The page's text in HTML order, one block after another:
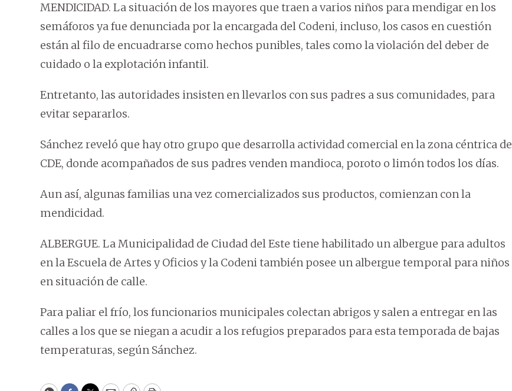
MENDICIDAD. La situación de los mayores que traen a varios niños para mendigar en los
semáforos ya fue denunciada por la encargada del Codeni, incluso, los casos en cuestión
están al filo de encuadrarse como hechos punibles, tales como la violación del deber de
cuidado o la explotación infantil.
Entretanto, las autoridades insisten en llevarlos con sus padres a sus comunidades, para
evitar separarlos.
Sánchez reveló que hay otro grupo que desarrolla actividad comercial en la zona céntrica de
CDE, donde acompañados de sus padres venden mandioca, poroto o limón todos los días.
Aun así, algunas familias una vez comercializados sus productos, comienzan con la
mendicidad.
ALBERGUE. La Municipalidad de Ciudad del Este tiene habilitado un albergue para adultos
en la Escuela de Artes y Oficios y la Codeni también posee un albergue temporal para niños
en situación de calle.
Para paliar el frío, los funcionarios municipales colectan abrigos y salen a entregar en las
calles a los que se niegan a acudir a los refugios preparados para esta temporada de bajas
temperaturas, según Sánchez.